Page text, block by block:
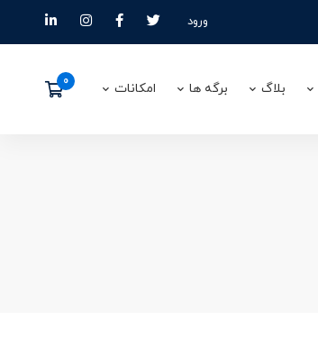
ورود
بلاگ برگه ها امکانات